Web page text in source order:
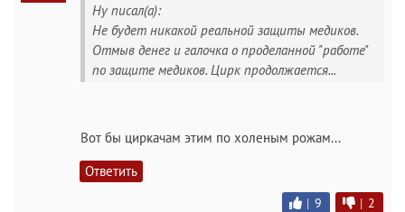
Ну писал(а):
Не будет никакой реальной защиты медиков.
Отмыв денег и галочка о проделанной "работе"
по защите медиков. Цирк продолжается...
Вот бы циркачам этим по холеным рожам...
Ответить
| 9 | 2